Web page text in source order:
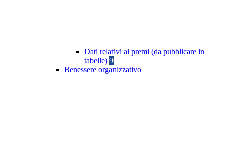
Dati relativi ai premi (da pubblicare in
tabelle) 9
Benessere organizzativo